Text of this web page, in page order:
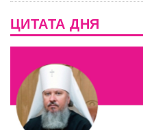
ЦИТАТА ДНЯ